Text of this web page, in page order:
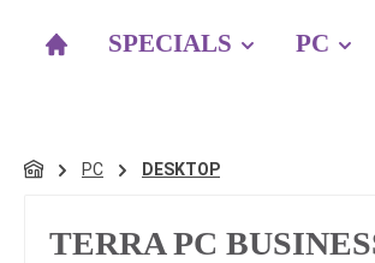
SPECIALS PC
PC DESKTOP
TERRA PC